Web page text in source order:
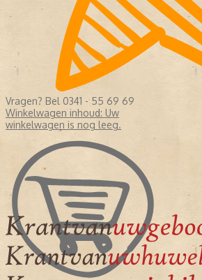
Vragen? Bel 0341 - 55 69 69
Winkelwagen inhoud: Uw
winkelwagen is nog leeg.